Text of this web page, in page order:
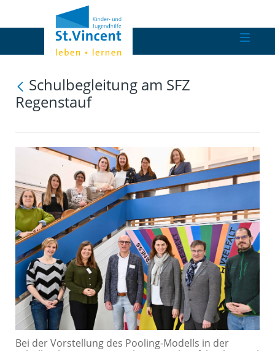
Schulbegleitung am SFZ
Regenstauf
Bei der Vorstellung des Pooling-Modells in der